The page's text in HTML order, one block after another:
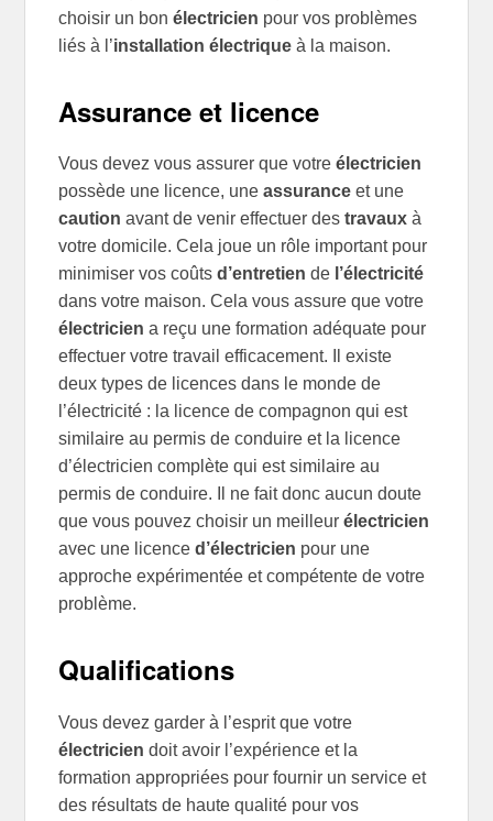
choisir un bonélectricien pour vos problèmes
liés à l’installation électrique à la maison.
Assurance et licence
Vous devez vous assurer que votreélectricien
possède une licence, uneassurance et une
caution avant de venir effectuer destravaux à
votre domicile. Cela joue un rôle important pour
minimiser vos coûtsd’entretien de l’électricité
dans votre maison. Cela vous assure que votre
électricien a reçu une formation adéquate pour
effectuer votre travail efficacement. Il existe
deux types de licences dans le monde de
l’électricité : la licence de compagnon qui est
similaire au permis de conduire et la licence
d’électricien complète qui est similaire au
permis de conduire. Il ne fait donc aucun doute
que vous pouvez choisir un meilleurélectricien
avec une licenced’électricien pour une
approche expérimentée et compétente de votre
problème.
Qualifications
Vous devez garder à l’esprit que votre
électricien doit avoir l’expérience et la
formation appropriées pour fournir un service et
des résultats de haute qualité pour vos